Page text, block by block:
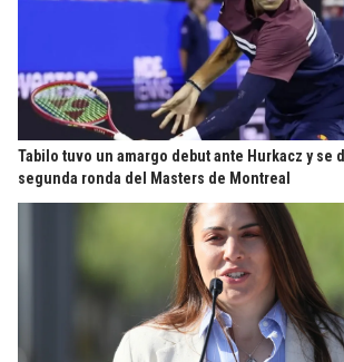
Tabilo tuvo un amargo debut ante Hurkacz y se
segunda ronda del Masters de Montreal